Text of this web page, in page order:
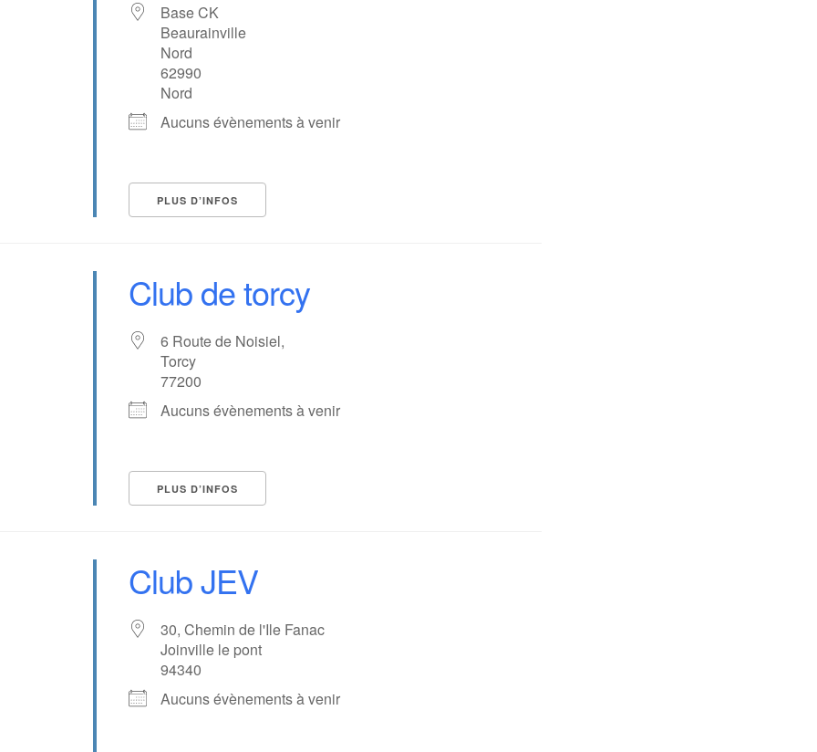
Base CK
Beaurainville
Nord
62990
Nord
Aucuns évènements à venir
PLUS D’INFOS
Club de torcy
6 Route de Noisiel,
Torcy
77200
Aucuns évènements à venir
PLUS D’INFOS
Club JEV
30, Chemin de l'Ile Fanac
Joinville le pont
94340
Aucuns évènements à venir